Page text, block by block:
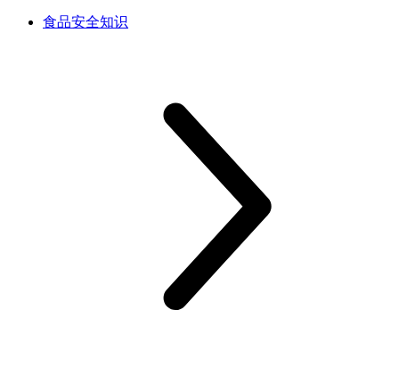
食品安全知识